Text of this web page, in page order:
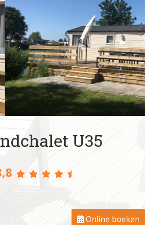
U35
Online boeken